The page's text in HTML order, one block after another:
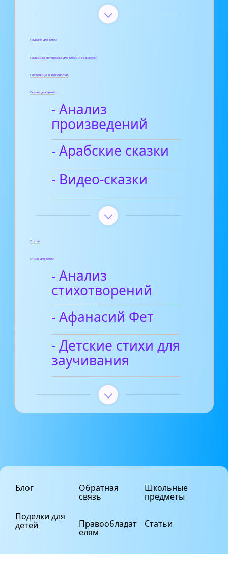
Поделки для детей
Полезные материалы для детей и родителей
Пословицы и поговорки
Сказки для детей
- Анализ
произведений
- Арабские сказки
- Видео-сказки
Статьи
Стихи для детей
- Анализ
стихотворений
- Афанасий Фет
- Детские стихи для
заучивания
Блог
Поделки для
детей
Обратная
связь
Правообладат
елям
Школьные
предметы
Статьи